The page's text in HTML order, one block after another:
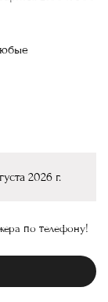
2026 г.
по телефону!